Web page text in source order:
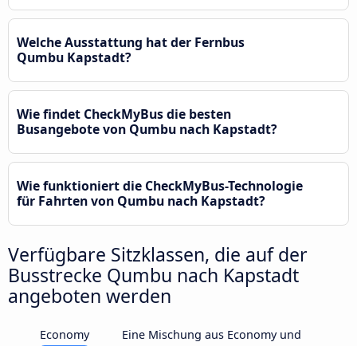
Welche Ausstattung hat der Fernbus
Qumbu Kapstadt?
Wie findet CheckMyBus die besten
Busangebote von Qumbu nach Kapstadt?
Wie funktioniert die CheckMyBus-Technologie
für Fahrten von Qumbu nach Kapstadt?
Verfügbare Sitzklassen, die auf der
Busstrecke Qumbu nach Kapstadt
angeboten werden
Economy
Eine Mischung aus Economy und